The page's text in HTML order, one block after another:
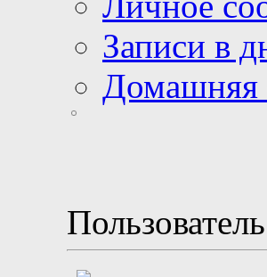
Записи в
Домашняя
Пользователь